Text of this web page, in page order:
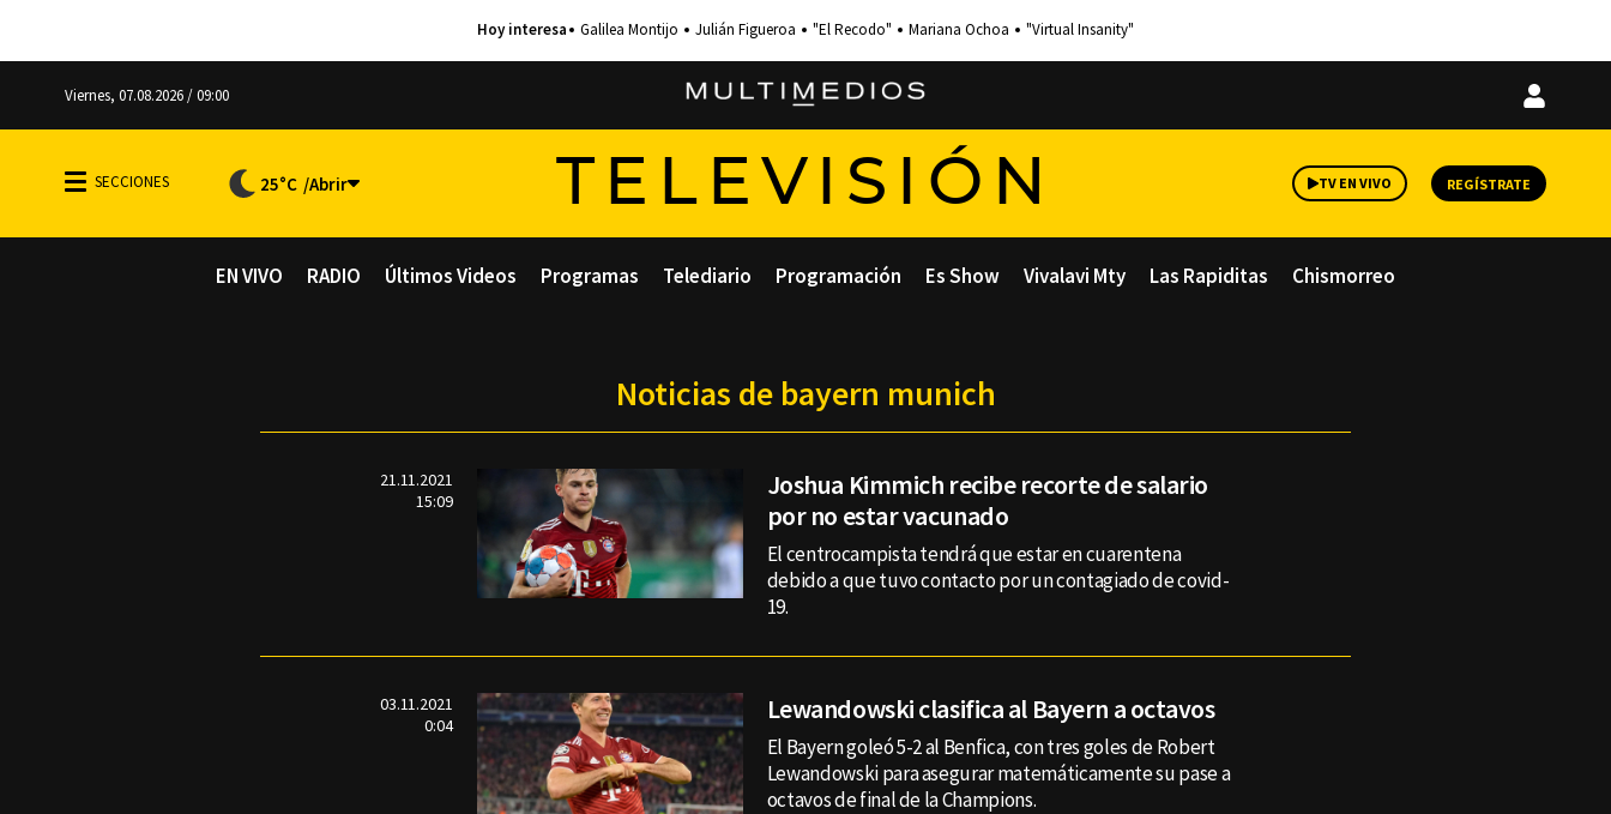
Galilea Montijo Julián Figueroa "El Recodo" Mariana Ochoa "Virtual Insanity"
Viernes, 07.08.2026 / 09:00
Iniciar
25°C TELEVISIÓN TV EN VIVO REGÍSTRATE
EN VIVO RADIO Últimos Videos Programas Telediario Programación Es Show Vivalavi Mty Las Rapiditas Chismorreo
Noticias de bayern munich
21.11.2021
15:09
Joshua Kimmich recibe recorte de salario
por no estar vacunado
El centrocampista tendrá que estar en cuarentena
debido a que tuvo contacto por un contagiado de covid-
19.
03.11.2021
0:04
Lewandowski clasifica al Bayern a octavos
El Bayern goleó 5-2 al Benfica, con tres goles de Robert
Lewandowski para asegurar matemáticamente su pase a
octavos de final de la Champions.